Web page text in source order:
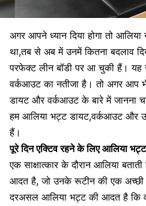
अगर आपने ध्यान दिया होगा तो
था,तब से अब में उनमें कितना बदलाव
परफेक्ट लीन बॉडी पर आ चुकी हैं।
वर्कआउट का नतीजा है। तो अगर
डायट और वर्कआउट के बारे में जानना
हम आलिया भट्ट डायट,वर्कआउट और
हैं।
पूरे दिन एक्टिव रहने के लिए आलिया
एक साक्षात्कार के दौरान आलिया
आदतहै, जो उनके रूटीन की एक
दरअसल आलिया भट्ट की आदत है कि